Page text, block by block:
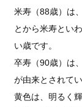
米寿（88歳）は
とから米寿とい
い歳です。
卒寿（90歳）は
が由来とされてい
黄色は、明るく